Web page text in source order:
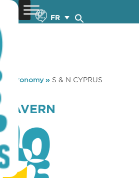
FR
Gastronomy» S & N CYPRUS
TAVERN